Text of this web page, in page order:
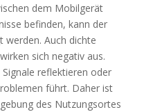
dem Mobilgerät
befinden, kann der
werden. Auch dichte
sich negativ aus.
reflektieren oder
führt. Daher ist
des Nutzungsortes